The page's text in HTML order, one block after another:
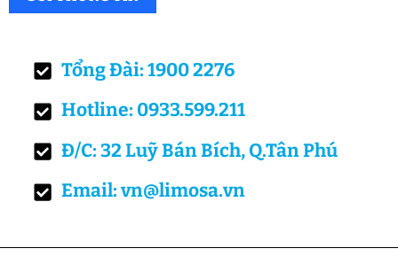
Tổng Đài: 1900 2276
Hotline: 0933.599.211
Đ/C: 32 Luỹ Bán Bích, Q.Tân Phú
Email: vn@limosa.vn